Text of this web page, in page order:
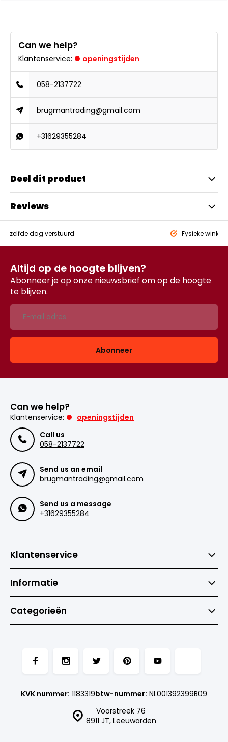
Can we help?
Klantenservice: openingstijden
058-2137722
brugmantrading@gmail.com
+31629355284
Deel dit product
Reviews
zelfde dag verstuurd Fysieke winkel
Altijd op de hoogte blijven?
Abonneer je op onze nieuwsbrief om op de hoogte
te blijven.
Abonneer
Can we help?
Klantenservice:
openingstijden
Call us
058-2137722
Send us an email
brugmantrading@gmail.com
Send us a message
+31629355284
Klantenservice
Informatie
Categorieën
Voorstreek 76
8911 JT, Leeuwarden
KVK nummer: 1183319btw-nummer: NL001392399B09